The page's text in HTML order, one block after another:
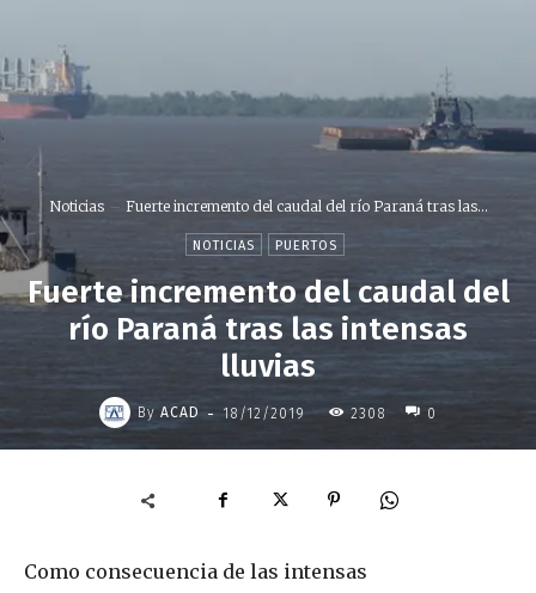
Noticias Fuerte incremento del caudal del río Paraná tras las...
NOTICIAS PUERTOS
Fuerte incremento del caudal del
río Paraná tras las intensas
lluvias
By ACAD - 18/12/2019 2308 0
Como consecuencia de las intensas